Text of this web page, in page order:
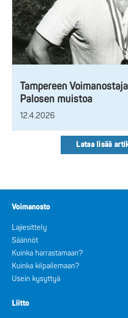
Tampereen
Palosen muistoa
12.4.2026
Lataa lisää
Voimanosto
Lajiesittely
Säännöt
Kuinka harrastamaan?
Kuinka kilpailemaan?
Usein kysyttyä
Liitto